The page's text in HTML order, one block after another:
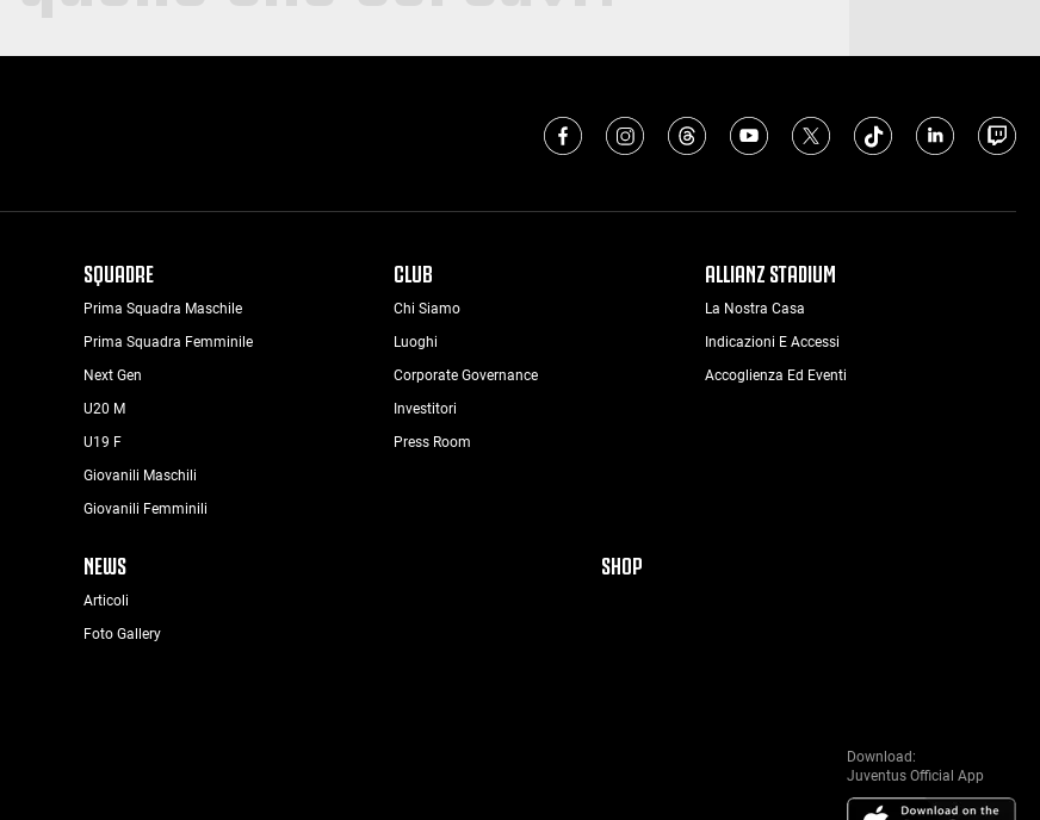
SQUADRE
Prima Squadra Maschile
Prima Squadra Femminile
Next Gen
U20 M
U19 F
Giovanili Maschili
Giovanili Femminili
CLUB
Chi Siamo
Luoghi
Corporate Governance
Investitori
Press Room
ALLIANZ STADIUM
La Nostra Casa
Indicazioni E Accessi
Accoglienza Ed Eventi
NEWS
Articoli
Foto Gallery
SHOP
Download:
Juventus Official App